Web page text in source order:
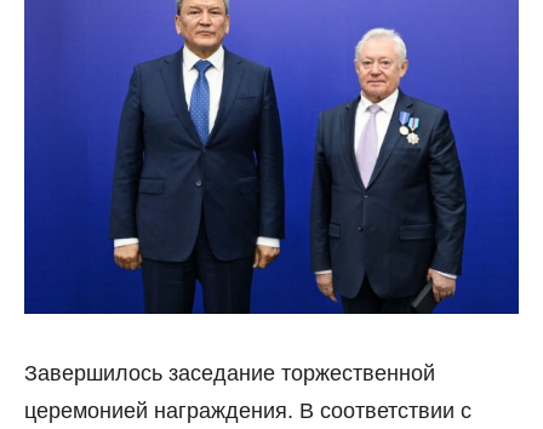
Завершилось заседание торжественной
церемонией награждения. В соответствии с